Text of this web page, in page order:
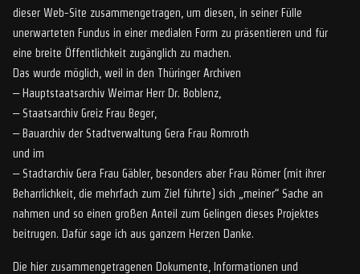
dieser Web-Site zusammengetragen, um diesen, in seiner Fülle
unerwarteten Fundus in einer medialen Form zu präsentieren und für
eine breite Öffentlichkeit zugänglich zu machen.
Das wurde möglich, weil in den Thüringer Archiven
– Hauptstaatsarchiv Weimar Herr Dr. Boblenz,
– Staatsarchiv Greiz Frau Beger,
– Bauarchiv der Stadtverwaltung Gera Frau Romroth
und im
– Stadtarchiv Gera Frau Gäbler, besonders aber Frau Römer (mit ihrer
Beharrlichkeit, die mehrfach zum Ziel führte) sich „meiner“ Sache an
nahmen und so einen großen Anteil zum Gelingen dieses Projektes
beitrugen. Dafür sage ich aus ganzem Herzen Danke.
Die hier zusammengetragenen Dokumente, Informationen und